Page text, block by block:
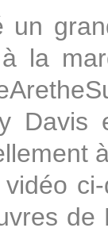
un
la
Davis